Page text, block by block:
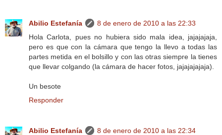
Abilio Estefanía
8 de enero de 2010 a las 22:33
Hola Carlota, pues no hubiera sido mala idea, jajajajaja,
pero es que con la cámara que tengo la llevo a todas las
partes metida en el bolsillo y con las otras siempre la tienes
que llevar colgando (la cámara de hacer fotos, jajajajajaja).
Un besote
Responder
Abilio Estefanía
8 de enero de 2010 a las 22:34